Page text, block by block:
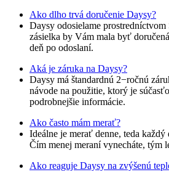
Ako dlho trvá doručenie Daysy?
Daysy odosielame
zásielka by Vám mala byť
deň po odoslaní.
Aká je záruka na Daysy?
Daysy má štandardnú 2−ročnú
návode na použitie, ktorý je
podrobnejšie informácie.
Ako často mám merať?
Ideálne je merať denne, teda každý
Čím menej meraní vynecháte, tým
Ako reaguje Daysy na zvýšenú